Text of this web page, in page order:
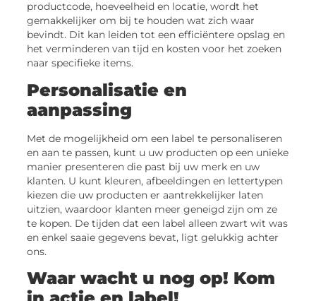
productcode, hoeveelheid en locatie, wordt het
gemakkelijker om bij te houden wat zich waar
bevindt. Dit kan leiden tot een efficiëntere opslag en
het verminderen van tijd en kosten voor het zoeken
naar specifieke items.
Personalisatie en
aanpassing
Met de mogelijkheid om een label te personaliseren
en aan te passen, kunt u uw producten op een unieke
manier presenteren die past bij uw merk en uw
klanten. U kunt kleuren, afbeeldingen en lettertypen
kiezen die uw producten er aantrekkelijker laten
uitzien, waardoor klanten meer geneigd zijn om ze
te kopen. De tijden dat een label alleen zwart wit was
en enkel saaie gegevens bevat, ligt gelukkig achter
ons.
Waar wacht u nog op! Kom